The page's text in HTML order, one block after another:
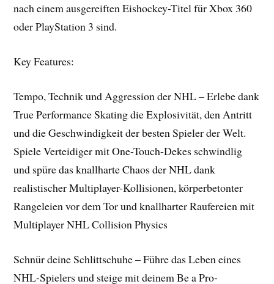
nach einem ausgereiften Eishockey-Titel für Xbox 360
oder PlayStation 3 sind.
Key Features:
Tempo, Technik und Aggression der NHL – Erlebe dank
True Performance Skating die Explosivität, den Antritt
und die Geschwindigkeit der besten Spieler der Welt.
Spiele Verteidiger mit One-Touch-Dekes schwindlig
und spüre das knallharte Chaos der NHL dank
realistischer Multiplayer-Kollisionen, körperbetonter
Rangeleien vor dem Tor und knallharter Raufereien mit
Multiplayer NHL Collision Physics
Schnür deine Schlittschuhe – Führe das Leben eines
NHL-Spielers und steige mit deinem Be a Pro-